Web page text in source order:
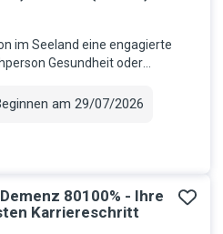
im Seeland eine engagierte
Gesundheit oder
Ihr
am 29/07/2026
80100% - Ihre
Karriereschritt